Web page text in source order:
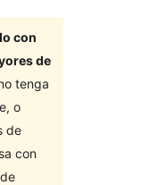
con
de
tenga
o
de
con